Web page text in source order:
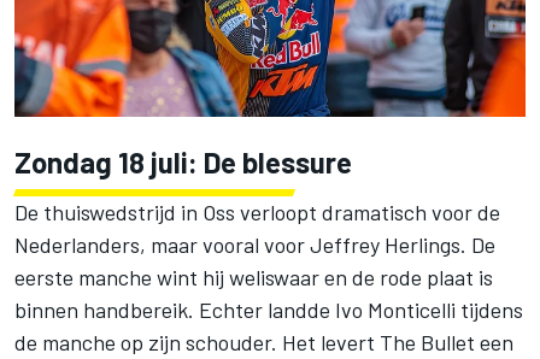
Zondag 18 juli: De blessure
De thuiswedstrijd in Oss verloopt dramatisch voor de
Nederlanders, maar vooral voor Jeffrey Herlings. De
eerste manche wint hij weliswaar en de rode plaat is
binnen handbereik. Echter landde Ivo Monticelli tijdens
de manche op zijn schouder. Het levert The Bullet een